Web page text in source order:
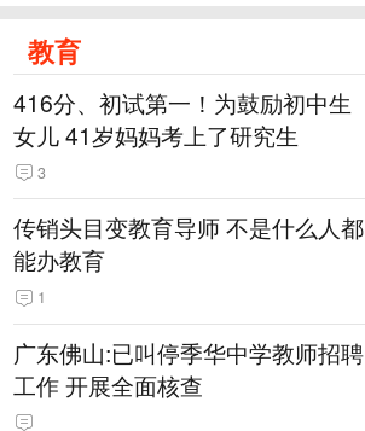
教育
416分、初试第一！为鼓励初中生
女儿 41岁妈妈考上了研究生
3
传销头目变教育导师 不是什么人都
能办教育
1
广东佛山:已叫停季华中学教师招聘
工作 开展全面核查